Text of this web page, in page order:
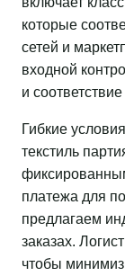
которые
сетей и
входной
и
Гибкие
текстиль
платежа для
предлагаем
заказах.
чтобы